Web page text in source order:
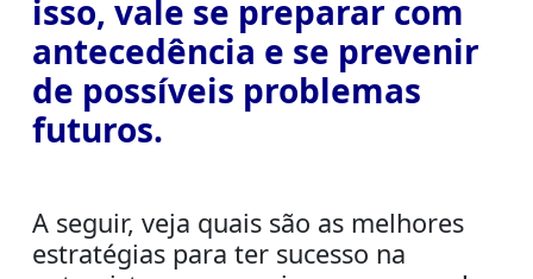
isso, vale se preparar com
antecedência e se prevenir
de possíveis problemas
futuros.
A seguir, veja quais são as melhores
estratégias para ter sucesso na